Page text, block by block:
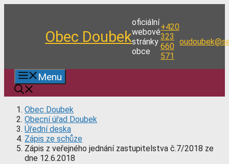
Obec Doubek
oficiální
webové
stránky
obce
+420
323
660
571
Menu
Obec Doubek
Obecní úřad Doubek
Úřední deska
Zápis ze schůze
Zápis z veřejného jednání zastupitelstva č.7/2018 ze
dne 12.6.2018